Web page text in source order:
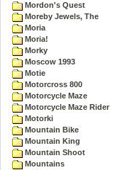
Mordon's Quest
Moreby Jewels, The
Moria
Moria!
Morky
Moscow 1993
Motie
Motorcross 800
Motorcycle Maze
Motorcycle Maze Rider
Motorki
Mountain Bike
Mountain King
Mountain Shoot
Mountains